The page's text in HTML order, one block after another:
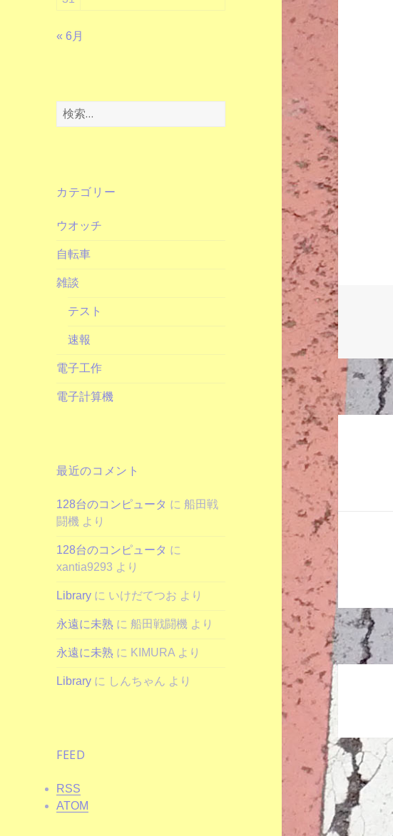
« 6月
検
索:
カテゴリー
ウオッチ
自転車
雑談
テスト
速報
電子工作
電子計算機
最近のコメント
128台のコンピュータ に船田戦
闘機 より
128台のコンピュータ に
xantia9293 より
Library に いけだてつお より
永遠に未熟 に船田戦闘機 より
永遠に未熟 に KIMURA より
Library に しんちゃん より
FEED
RSS
ATOM
ナ
ビ
ゲ
シ